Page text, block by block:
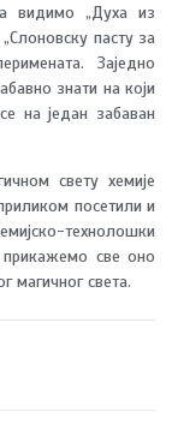
видимо „Духа из
пасту за
Заједно
знати на који
на један забаван
свету хемије
посетили и
технолошки
све оно
магичног света.